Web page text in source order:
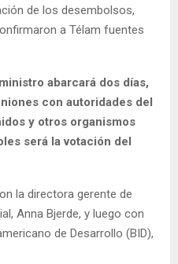
de los desembolsos,
a Télam fuentes
abarcará dos días,
con autoridades del
y otros organismos
será la votación del
la directora gerente de
Anna Bjerde, y luego con
de Desarrollo (BID),